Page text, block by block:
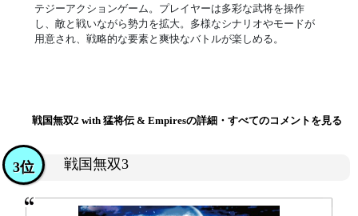
テジーアクションゲーム。プレイヤーは多彩な武将を操作
し、敵と戦いながら勢力を拡大。多様なシナリオやモードが
用意され、戦略的な要素と爽快なバトルが楽しめる。
戦国無双2 with 猛将伝 & Empiresの詳細・すべてのコメントを見る
戦国無双3
3位